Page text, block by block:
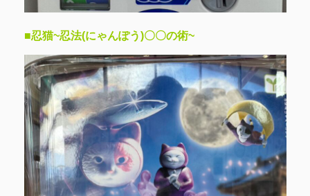
■忍猫~忍法(にゃんぽう)〇〇の術~